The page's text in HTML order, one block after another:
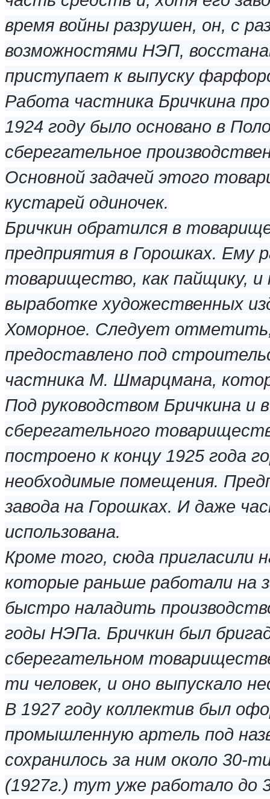
время войны разрушен, он, с
возможностями НЭП,
приступает к выпуску
Работа частника Бричкина
1924 году было основано в
сберегательное
Основной задачей этого
кустарей одиночек.
Бричкин обратился в
предприятия в Горошках. Ему
товарищество, как пайщику, и
выработке художественных
Хоморное. Следует
предоставлено под
частника М. Шмарцмана,
Под руководством Бричкина и
сберегательного
построено к концу 1925 года
необходимые помещения.
завода на Горошках. И даже
использована.
Кроме того, сюда пригласили
которые раньше работали на
быстро наладить
годы НЭПа. Бричкин был
сберегательном
ти человек, и оно выпускало
В 1927 году коллектив был
промышленную артель под
сохранилось за ним около 30-
(1927г.) тут уже работало до